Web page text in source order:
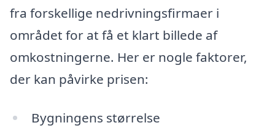
fra forskellige nedrivningsfirmaer i
området for at få et klart billede af
omkostningerne. Her er nogle faktorer,
der kan påvirke prisen:
Bygningens størrelse